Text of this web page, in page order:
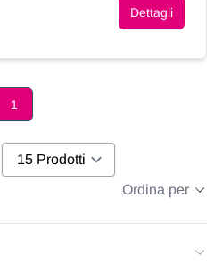
di capacità, sia per
di formazione pratica.
Dettagli
Page
1
Ordina per